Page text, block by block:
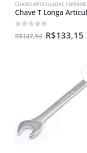
CHAVES ARTICULADAS, FERRAMENTAS MANUAIS
out of 5
R$147,94 R$133,15